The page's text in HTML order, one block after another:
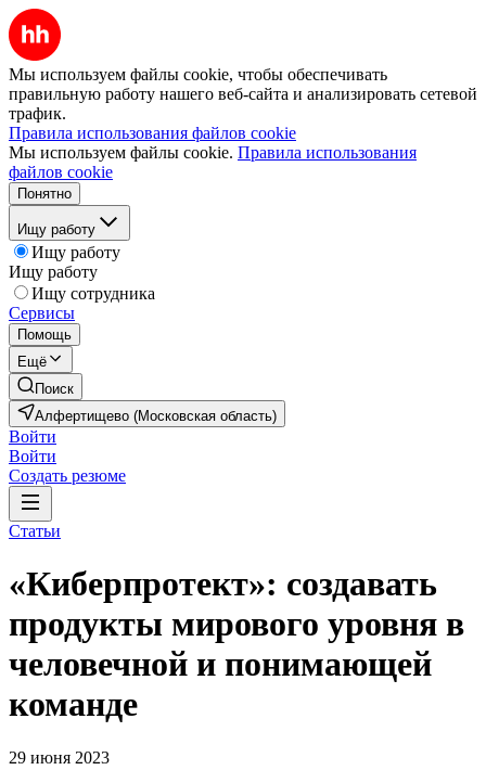
Мы используем файлы cookie, чтобы обеспечивать
правильную работу нашего веб-сайта и анализировать сетевой
трафик.
Правила использования файлов cookie
Мы используем файлы cookie. Правила использования
файлов cookie
Понятно
Ищу работу
Ищу работу
Ищу работу
Ищу сотрудника
Сервисы
Помощь
Ещё
Поиск
Алфертищево (Московская область)
Войти
Войти
Создать резюме
Статьи
«Киберпротект»: создавать
продукты мирового уровня в
человечной и понимающей
команде
29 июня 2023